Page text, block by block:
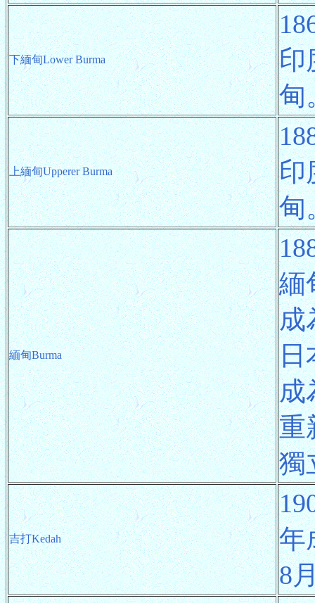
下緬甸Lower Burma
印
甸
上緬甸Upperer Burma
印
甸
緬甸Burma
緬
成
日
成
重
獨
吉打Kedah
年
8